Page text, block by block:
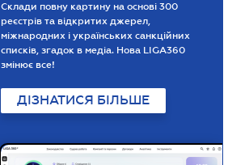
Склади повну картину на основі 300
реєстрів та відкритих джерел,
міжнародних і українських санкційних
списків, згадок в медіа. Нова LIGA360
змінює все!
ДІЗНАТИСЯ БІЛЬШЕ